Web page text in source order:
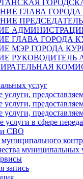
ГЛАВА ГОРОДА
ГЛАВА ГОРОДА
МЭР ГОРОДА
РУКОВОДИТЕЛЬ
услуг
услуги в сфере
СВО
муниципальных
запись